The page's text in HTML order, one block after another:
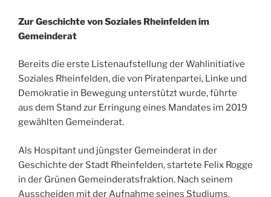
Zur Geschichte von Soziales Rheinfelden im
Gemeinderat
Bereits die erste Listenaufstellung der Wahlinitiative
Soziales Rheinfelden, die von Piratenpartei, Linke und
Demokratie in Bewegung unterstützt wurde, führte
aus dem Stand zur Erringung eines Mandates im 2019
gewählten Gemeinderat.
Als Hospitant und jüngster Gemeinderat in der
Geschichte der Stadt Rheinfelden, startete Felix Rogge
in der Grünen Gemeinderatsfraktion. Nach seinem
Ausscheiden mit der Aufnahme seines Studiums,